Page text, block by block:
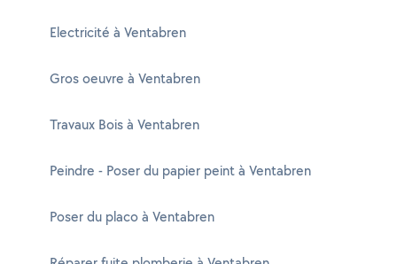
Electricité à Ventabren
Gros oeuvre à Ventabren
Travaux Bois à Ventabren
Peindre - Poser du papier peint à Ventabren
Poser du placo à Ventabren